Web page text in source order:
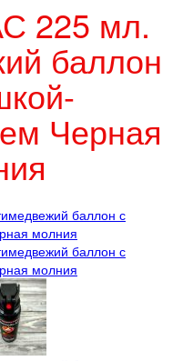
225 мл.
баллон
Черная